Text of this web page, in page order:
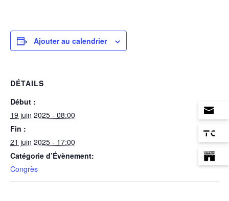
Ajouter au calendrier
DÉTAILS
Début :
19 juin 2025 - 08:00
Fin :
21 juin 2025 - 17:00
Catégorie d’Évènement:
Congrès